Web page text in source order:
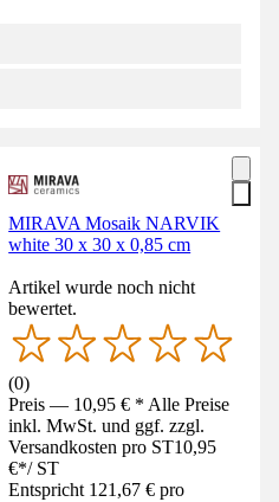
MIRAVA Mosaik NARVIK
white 30 x 30 x 0,85 cm
Artikel wurde noch nicht
bewertet.
(0)
Preis — 10,95 € * Alle Preise
inkl. MwSt. und ggf. zzgl.
Versandkosten pro ST10,95
€*/ ST
Entspricht 121,67 € pro